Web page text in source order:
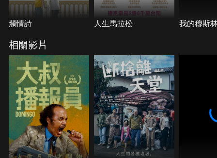
爛情詩 人生馬拉松 我的穆斯
相關影片